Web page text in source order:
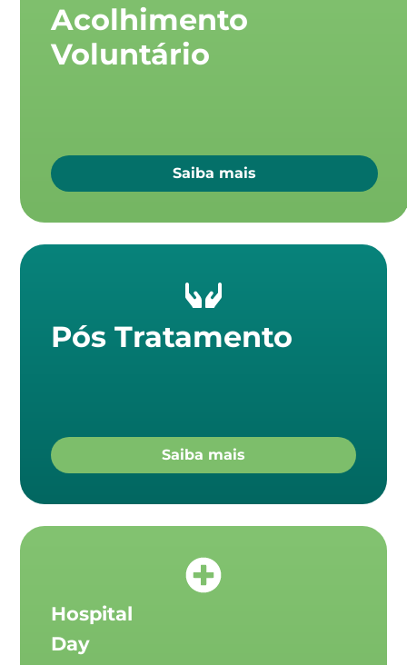
Acolhimento
Voluntário
Saiba mais
Pós Tratamento
Saiba mais
Hospital
Day